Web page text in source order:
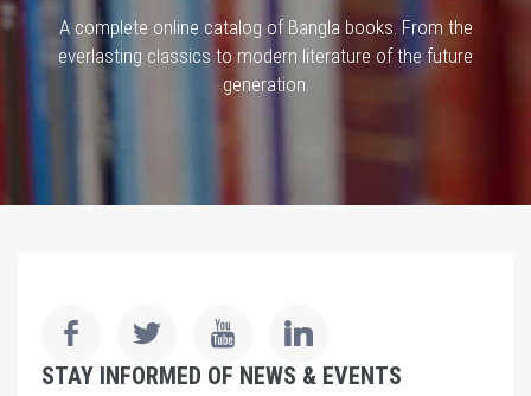
A complete online catalog of Bangla books. From the
everlasting classics to modern literature of the future
generation.
STAY INFORMED OF NEWS & EVENTS